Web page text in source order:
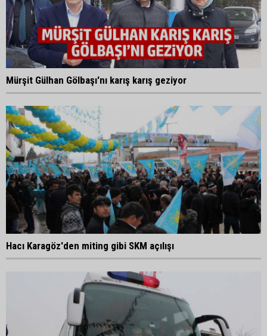
Mürşit Gülhan Gölbaşı'nı karış karış geziyor
Hacı Karagöz'den miting gibi SKM açılışı